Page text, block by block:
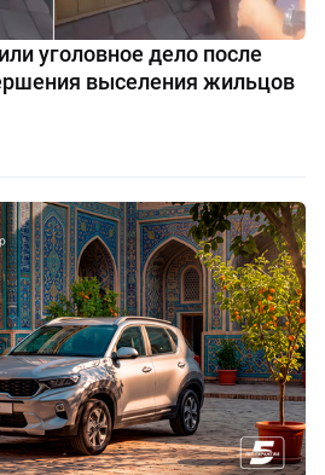
уголовное дело после
выселения жильцов